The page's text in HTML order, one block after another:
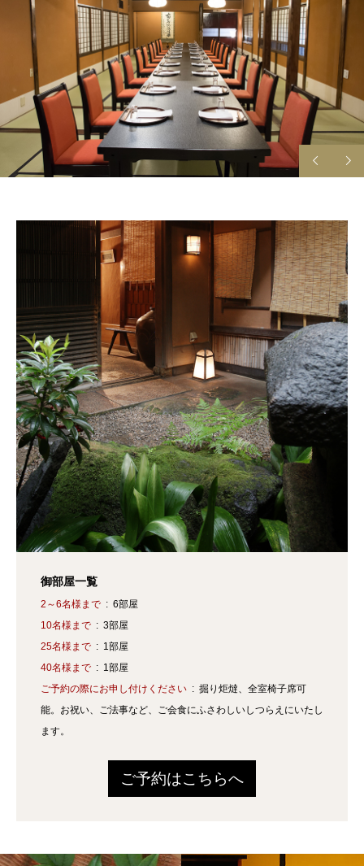
御部屋一覧
2～6名様まで
6部屋
10名様まで
3部屋
25名様まで
1部屋
40名様まで
1部屋
ご予約の際にお申し付けください
掘り炬燵、全室椅子席可
能。お祝い、ご法事など、ご会食にふさわしいしつらえにいたし
ます。
ご予約はこちらへ